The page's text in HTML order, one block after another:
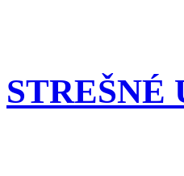
STREŠNÉ